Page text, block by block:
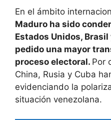
En el ámbito
Maduro ha sido
Estados Unidos,
pedido una mayor
proceso electoral. Por
China, Rusia y Cuba
evidenciando la
situación venezolana.